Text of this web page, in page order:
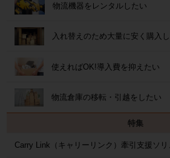
物流機器をレンタルしたい
入れ替えのため大量に安く購入
使えればOK!導入費を抑えたい
物流倉庫の移転・引越をしたい
特集
Carry Link（キャリーリンク）牽引支援ソ